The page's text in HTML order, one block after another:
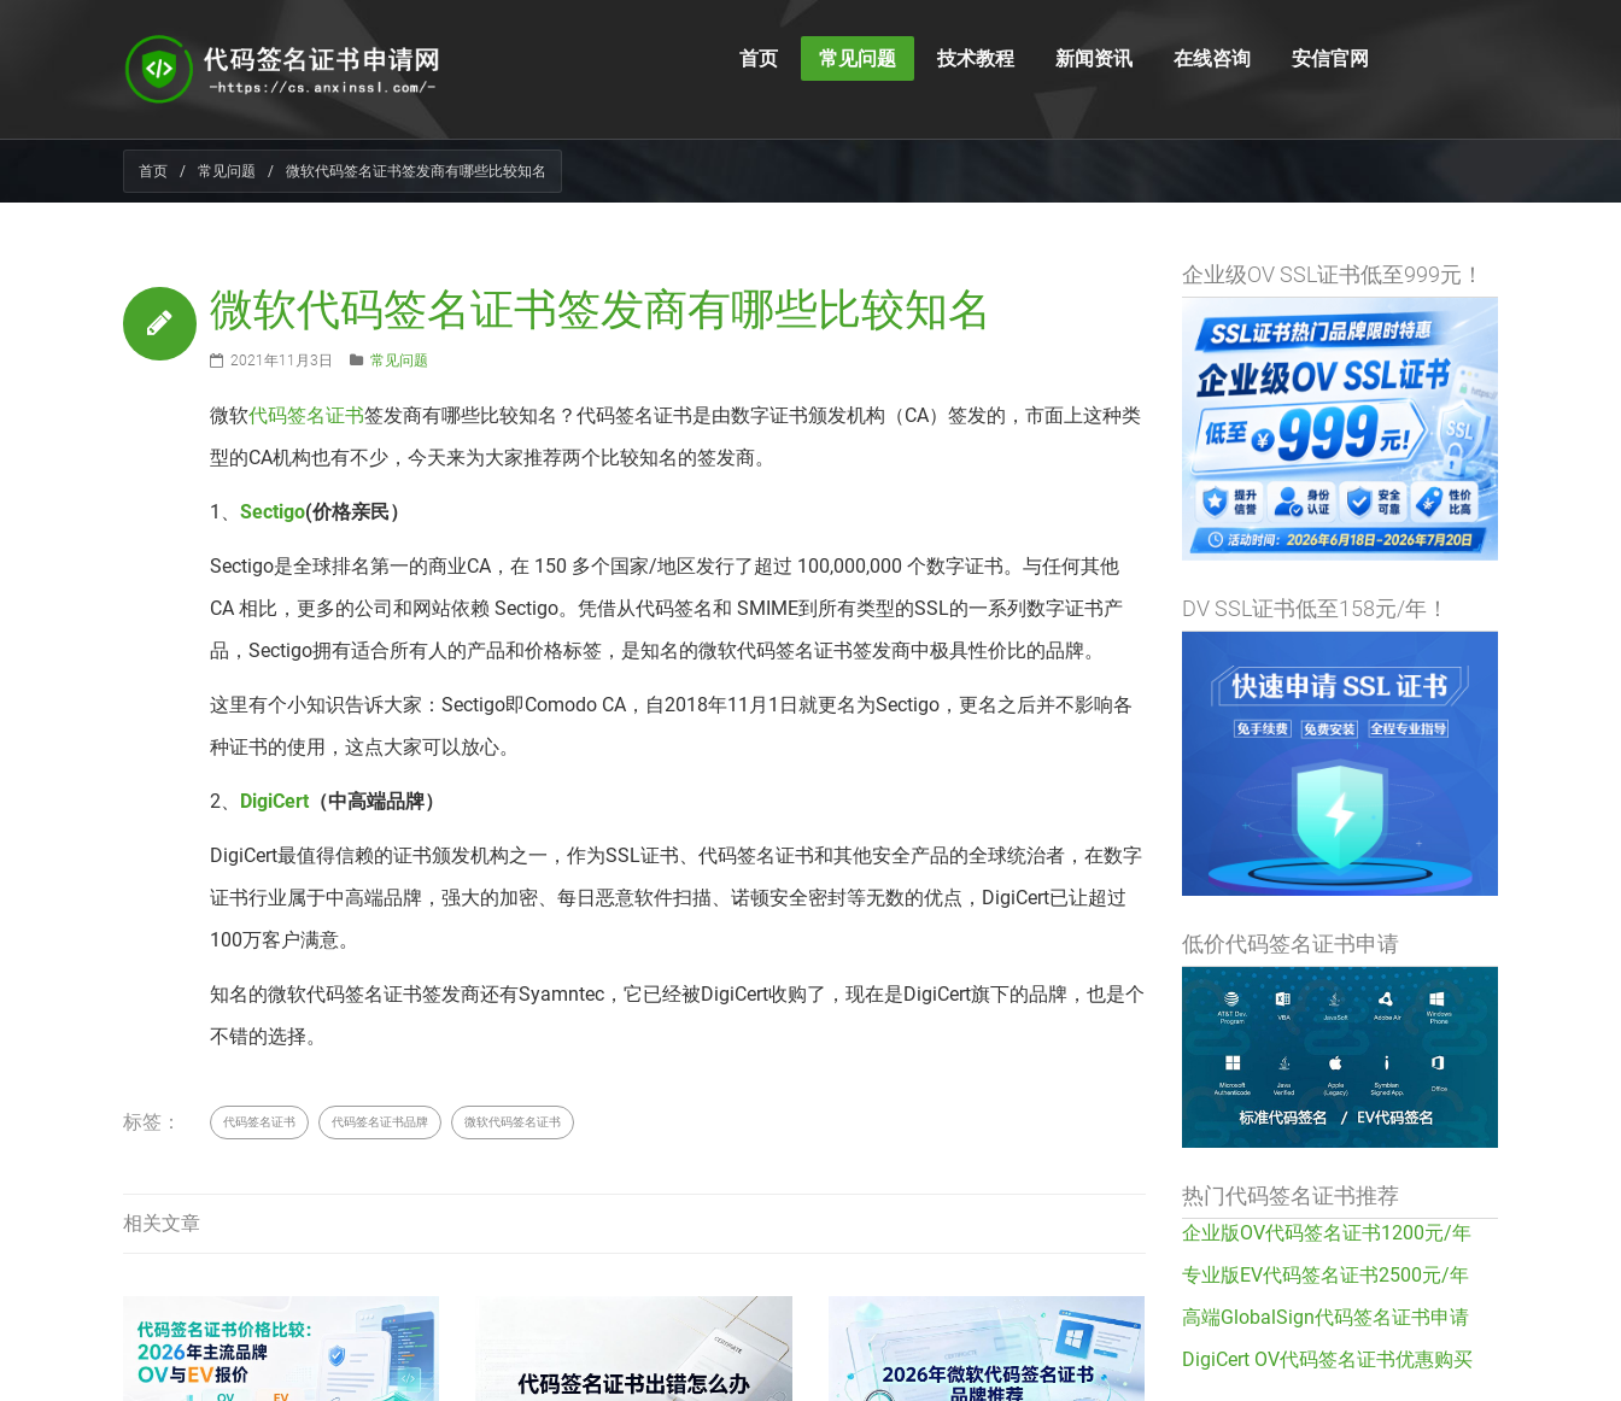
首页 常见问题 技术教程 新闻资讯 在线咨询 安信官网
首页 / 常见问题 / 微软代码签名证书签发商有哪些比较知名
微软代码签名证书签发商有哪些比较知名
2021年11月3日 常见问题
微软代码签名证书签发商有哪些比较知名？代码签名证书是由数字证书颁发机构（CA）签发的，市面上这种类
型的CA机构也有不少，今天来为大家推荐两个比较知名的签发商。
1、 Sectigo(价格亲民）
Sectigo是全球排名第一的商业CA，在 150 多个国家/地区发行了超过 100,000,000 个数字证书。与任何其他
CA 相比，更多的公司和网站依赖 Sectigo。凭借从代码签名和 SMIME到所有类型的SSL的一系列数字证书产
品，Sectigo拥有适合所有人的产品和价格标签，是知名的微软代码签名证书签发商中极具性价比的品牌。
这里有个小知识告诉大家：Sectigo即Comodo CA，自2018年11月1日就更名为Sectigo，更名之后并不影响各
种证书的使用，这点大家可以放心。
2、 DigiCert （中高端品牌）
DigiCert最值得信赖的证书颁发机构之一，作为SSL证书、代码签名证书和其他安全产品的全球统治者，在数字
证书行业属于中高端品牌，强大的加密、每日恶意软件扫描、诺顿安全密封等无数的优点，DigiCert已让超过
100万客户满意。
知名的微软代码签名证书签发商还有Syamntec，它已经被DigiCert收购了，现在是DigiCert旗下的品牌，也是个
不错的选择。
标签： 代码签名证书 代码签名证书品牌 微软代码签名证书
相关文章
企业级OV SSL证书低至999元！
DV SSL证书低至158元/年！
低价代码签名证书申请
热门代码签名证书推荐
企业版OV代码签名证书1200元/年
专业版EV代码签名证书2500元/年
高端GlobalSign代码签名证书申请
DigiCert OV代码签名证书优惠购买